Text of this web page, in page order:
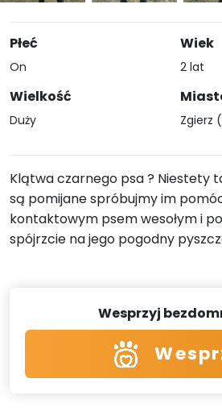
Płeć
On
Wielkość
Duży
Wiek
2 lat
Zgierz
Klątwa czarnego psa ? Niestety
są pomijane spróbujmy im
kontaktowym psem wesołym i
spójrzcie na jego pogodny
Wesprzyj